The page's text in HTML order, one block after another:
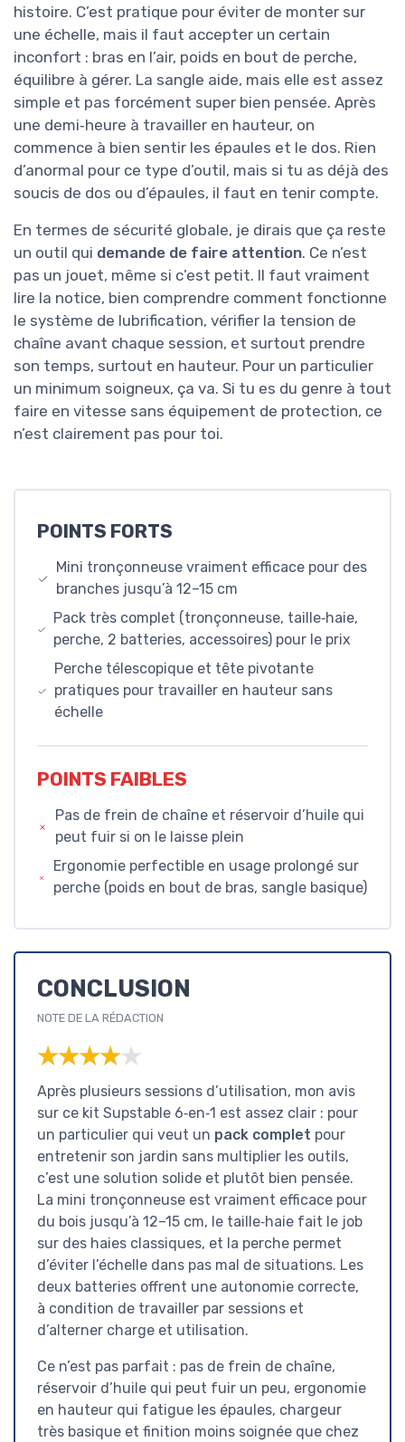
histoire. C’est pratique pour éviter de monter sur
une échelle, mais il faut accepter un certain
inconfort : bras en l’air, poids en bout de perche,
équilibre à gérer. La sangle aide, mais elle est assez
simple et pas forcément super bien pensée. Après
une demi‑heure à travailler en hauteur, on
commence à bien sentir les épaules et le dos. Rien
d’anormal pour ce type d’outil, mais si tu as déjà des
soucis de dos ou d’épaules, il faut en tenir compte.
En termes de sécurité globale, je dirais que ça reste
un outil qui demande de faire attention. Ce n’est
pas un jouet, même si c’est petit. Il faut vraiment
lire la notice, bien comprendre comment fonctionne
le système de lubrification, vérifier la tension de
chaîne avant chaque session, et surtout prendre
son temps, surtout en hauteur. Pour un particulier
un minimum soigneux, ça va. Si tu es du genre à tout
faire en vitesse sans équipement de protection, ce
n’est clairement pas pour toi.
POINTS FORTS
Mini tronçonneuse vraiment efficace pour des
branches jusqu’à 12–15 cm
Pack très complet (tronçonneuse, taille‑haie,
perche, 2 batteries, accessoires) pour le prix
Perche télescopique et tête pivotante
pratiques pour travailler en hauteur sans
échelle
POINTS FAIBLES
Pas de frein de chaîne et réservoir d’huile qui
peut fuir si on le laisse plein
Ergonomie perfectible en usage prolongé sur
perche (poids en bout de bras, sangle basique)
CONCLUSION
NOTE DE LA RÉDACTION
★★★★★
★★★★★
Après plusieurs sessions d’utilisation, mon avis
sur ce kit Supstable 6‑en‑1 est assez clair : pour
un particulier qui veut un pack complet pour
entretenir son jardin sans multiplier les outils,
c’est une solution solide et plutôt bien pensée.
La mini tronçonneuse est vraiment efficace pour
du bois jusqu’à 12–15 cm, le taille‑haie fait le job
sur des haies classiques, et la perche permet
d’éviter l’échelle dans pas mal de situations. Les
deux batteries offrent une autonomie correcte,
à condition de travailler par sessions et
d’alterner charge et utilisation.
Ce n’est pas parfait : pas de frein de chaîne,
réservoir d’huile qui peut fuir un peu, ergonomie
en hauteur qui fatigue les épaules, chargeur
très basique et finition moins soignée que chez